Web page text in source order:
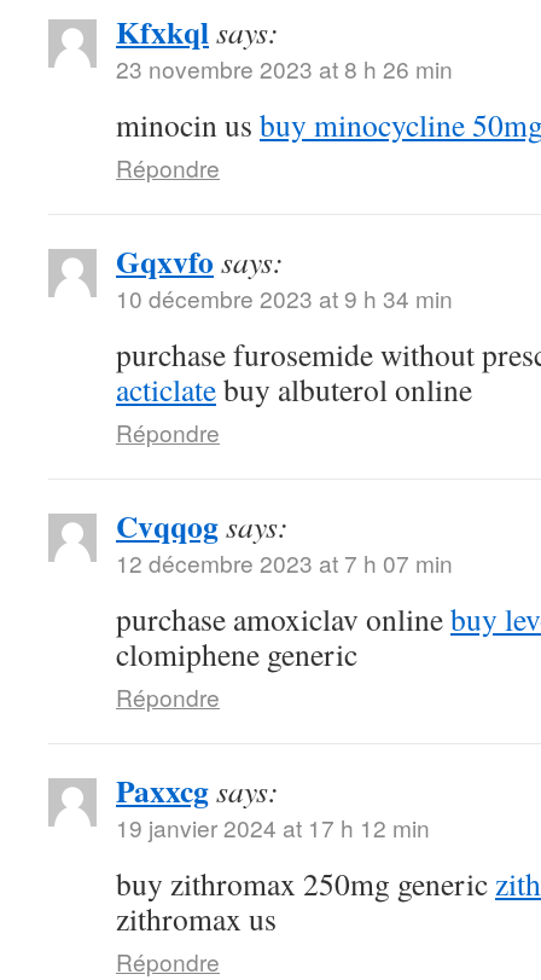
Kfxkqlsays:
23 novembre 2023 at 8 h 26 min
minocin us buy minocycline
Répondre
Gqxvfo says:
10 décembre 2023 at 9 h 34 min
purchase furosemide without
acticlatebuy albuterol online
Répondre
Cvqqogsays:
12 décembre 2023 at 7 h 07 min
purchase amoxiclav onlinebuy
clomiphene generic
Répondre
Paxxcgsays:
19 janvier 2024 at 17 h 12 min
buy zithromax 250mg generic
zithromax us
Répondre